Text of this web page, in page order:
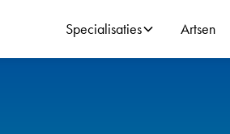
Specialisaties Artsen